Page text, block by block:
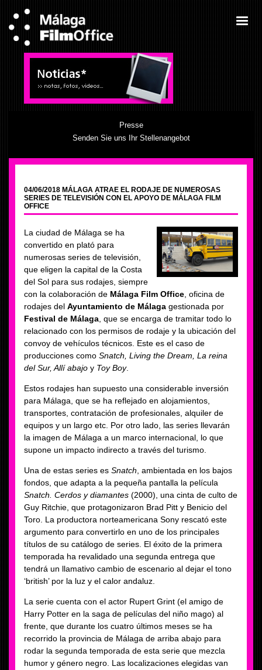
Presse
Senden Sie uns Ihr Stellenangebot
04/06/2018 MÁLAGA ATRAE EL RODAJE DE NUMEROSAS
SERIES DE TELEVISIÓN CON EL APOYO DE MÁLAGA FILM
OFFICE
La ciudad de Málaga se ha
convertido en plató para
numerosas series de televisión,
que eligen la capital de la Costa
del Sol para sus rodajes, siempre
con la colaboración de Málaga Film Office , oficina de
rodajes del Ayuntamiento de Málaga gestionada por
Festival de Málaga , que se encarga de tramitar todo lo
relacionado con los permisos de rodaje y la ubicación del
convoy de vehículos técnicos. Este es el caso de
producciones como Snatch, Living the Dream, La reina
del Sur, Allí abajo y Toy Boy.
Estos rodajes han supuesto una considerable inversión
para Málaga, que se ha reflejado en alojamientos,
transportes, contratación de profesionales, alquiler de
equipos y un largo etc. Por otro lado, las series llevarán
la imagen de Málaga a un marco internacional, lo que
supone un impacto indirecto a través del turismo.
Una de estas series es Snatch , ambientada en los bajos
fondos, que adapta a la pequeña pantalla la película
Snatch. Cerdos y diamantes (2000), una cinta de culto de
Guy Ritchie, que protagonizaron Brad Pitt y Benicio del
Toro. La productora norteamericana Sony rescató este
argumento para convertirlo en uno de los principales
títulos de su catálogo de series. El éxito de la primera
temporada ha revalidado una segunda entrega que
tendrá un llamativo cambio de escenario al dejar el tono
‘british’ por la luz y el calor andaluz.
La serie cuenta con el actor Rupert Grint (el amigo de
Harry Potter en la saga de películas del niño mago) al
frente, que durante los cuatro últimos meses se ha
recorrido la provincia de Málaga de arriba abajo para
rodar la segunda temporada de esta serie que mezcla
humor y género negro. Las localizaciones elegidas van